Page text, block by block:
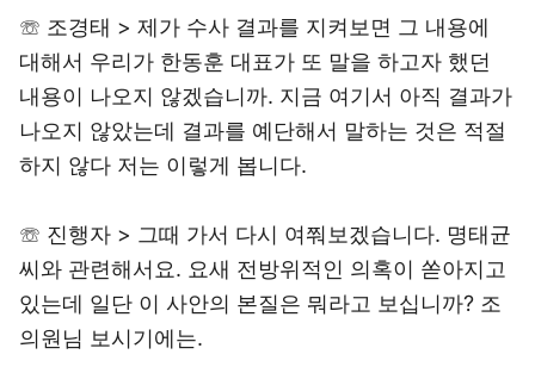
☏ 조경태 > 제가 수사 결과를 지켜보면 그 내용에
대해서 우리가 한동훈 대표가 또 말을 하고자 했던
내용이 나오지 않겠습니까. 지금 여기서 아직 결과가
나오지 않았는데 결과를 예단해서 말하는 것은 적절
하지 않다 저는 이렇게 봅니다.
☏ 진행자 > 그때 가서 다시 여쭤보겠습니다. 명태균
씨와 관련해서요. 요새 전방위적인 의혹이 쏟아지고
있는데 일단 이 사안의 본질은 뭐라고 보십니까? 조
의원님 보시기에는.